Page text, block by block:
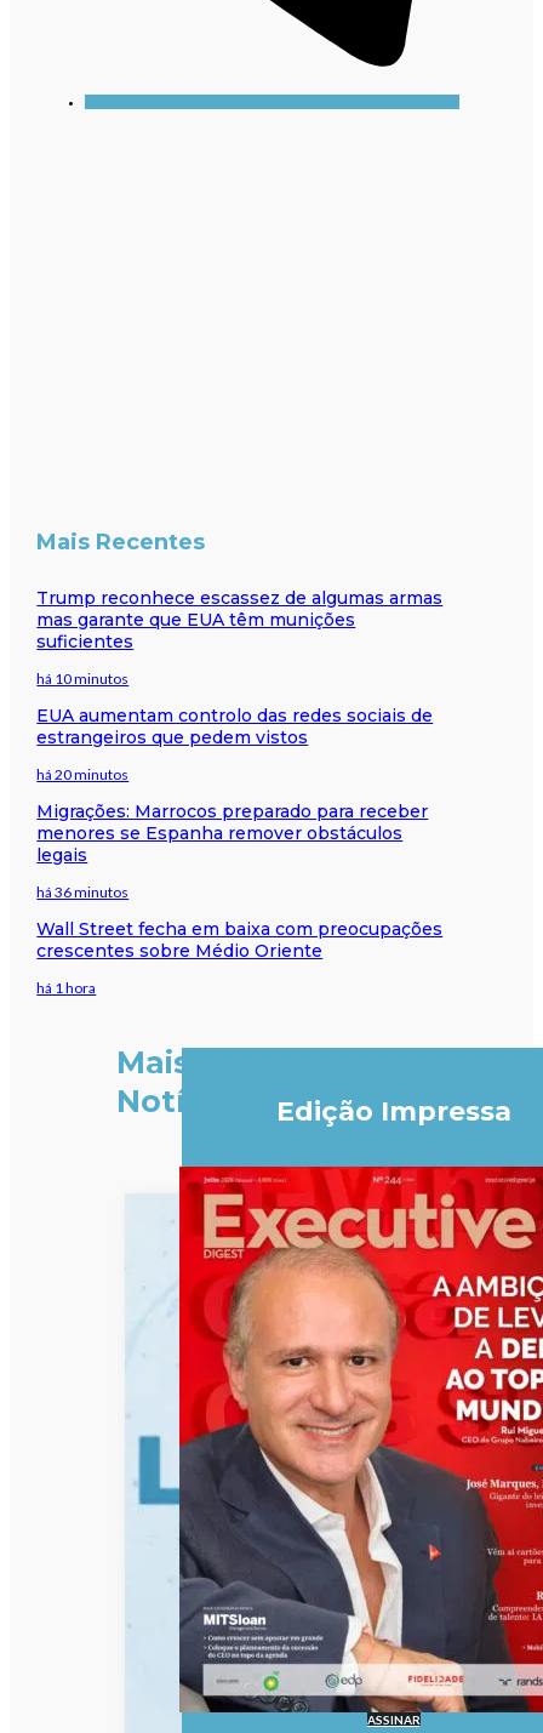
Mais Recentes
Trump reconhece escassez de algumas armas
mas garante que EUA têm munições
suficientes
há 10 minutos
EUA aumentam controlo das redes sociais de
estrangeiros que pedem vistos
há 20 minutos
Migrações: Marrocos preparado para receber
menores se Espanha remover obstáculos
legais
há 36 minutos
Wall Street fecha em baixa com preocupações
crescentes sobre Médio Oriente
há 1 hora
Mais
Notícias
Edição Impressa
ASSINAR